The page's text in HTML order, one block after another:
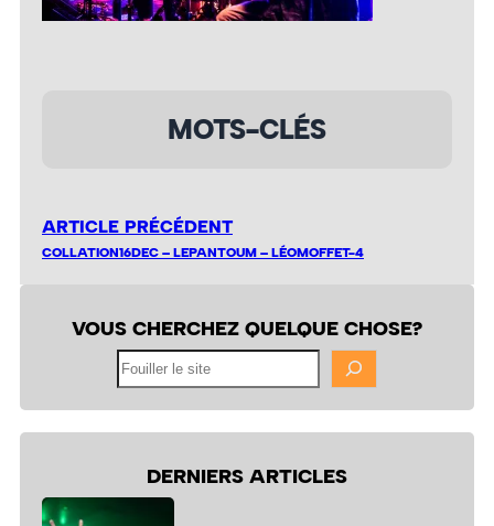
MOTS-CLÉS
ARTICLE PRÉCÉDENT
COLLATION16DEC – LEPANTOUM – LÉOMOFFET-4
VOUS CHERCHEZ QUELQUE CHOSE?
DERNIERS ARTICLES